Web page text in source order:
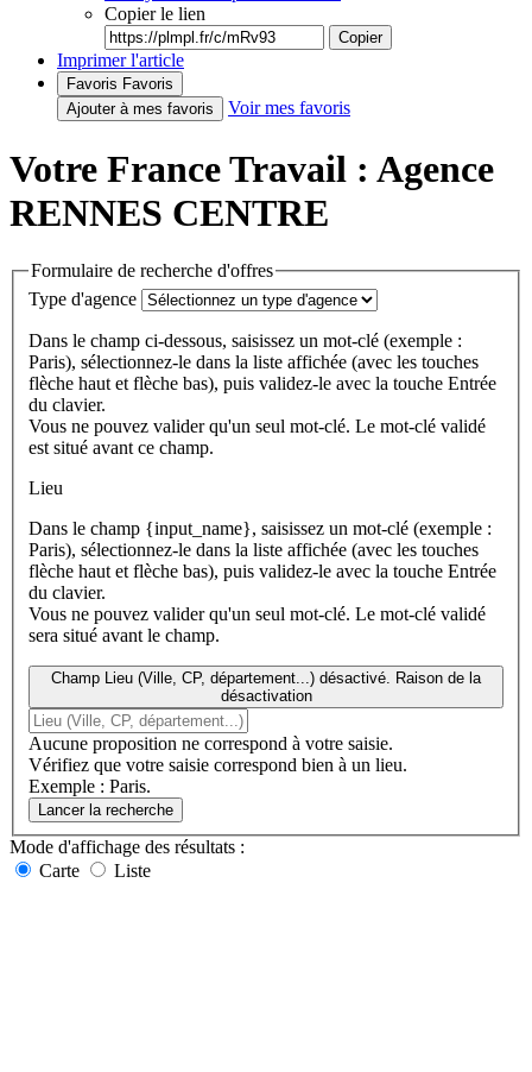
Copier le lien
Copier
Imprimer l'article
Favoris Favoris
Ajouter à mes favoris
Voir mes favoris
Votre France Travail : Agence
RENNES CENTRE
Formulaire de recherche d'offres
Type d'agence
Dans le champ ci-dessous, saisissez un mot-clé (exemple :
Paris), sélectionnez-le dans la liste affichée (avec les touches
flèche haut et flèche bas), puis validez-le avec la touche Entrée
du clavier.
Vous ne pouvez valider qu'un seul mot-clé. Le mot-clé validé
est situé avant ce champ.
Lieu
Dans le champ {input_name}, saisissez un mot-clé (exemple :
Paris), sélectionnez-le dans la liste affichée (avec les touches
flèche haut et flèche bas), puis validez-le avec la touche Entrée
du clavier.
Vous ne pouvez valider qu'un seul mot-clé. Le mot-clé validé
sera situé avant le champ.
Champ Lieu (Ville, CP, département...) désactivé. Raison de la
désactivation
Aucune proposition ne correspond à votre saisie.
Vérifiez que votre saisie correspond bien à un lieu.
Exemple : Paris.
Lancer la recherche
Mode d'affichage des résultats :
Carte
Liste